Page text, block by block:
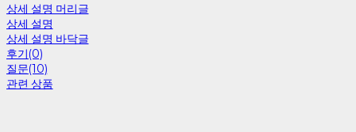
상세 설명 머리글
상세 설명
상세 설명 바닥글
후기(0)
질문(10)
관련 상품